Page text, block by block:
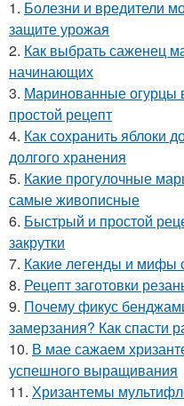
1. Болезни и вредители
защите урожая
2. Как выбрать саженец
начинающих
3. Маринованные огурцы
простой рецепт
4. Как сохранить яблоки
долгого хранения
5. Какие прогулочные
самые живописные
6. Быстрый и простой
закрутки
7. Какие легенды и мифы
8. Рецепт заготовки
9. Почему фикус
замерзания? Как спасти
10. В мае сажаем
успешного выращивания
11. Хризантемы